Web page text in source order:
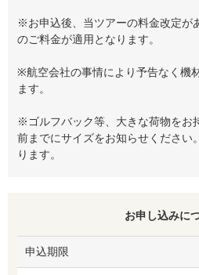
※お申込後、当ツアーの料金改定が
のご料金が適用となります。
※航空会社の事情により予告なく機
ます。
※ゴルフバック等、大きな荷物をお
前までにサイズをお知らせください
ります。
お申し込みに
申込期限